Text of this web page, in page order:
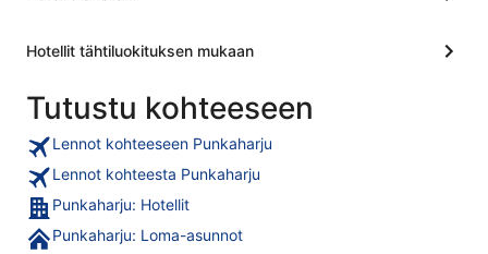
Hotellit tähtiluokituksen mukaan
Tutustu kohteeseen
Lennot kohteeseen Punkaharju
Lennot kohteesta Punkaharju
Punkaharju: Hotellit
Punkaharju: Loma-asunnot